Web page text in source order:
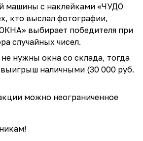
машины с наклейками «ЧУДО
кто выслал фотографии,
выбирает победителя при
случайных чисел.
не нужны окна со склада, тогда
наличными (30 000 руб.
можно неограниченное